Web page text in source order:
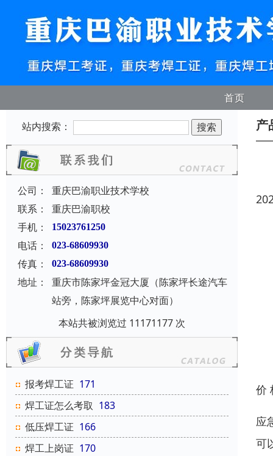
首页
站内搜索：
公司：
重庆巴渝职业技术学校
联系：
重庆巴渝职校
手机：
15023761250
电话： 023-68609930
传真： 023-68609930
地址：
重庆市陈家坪金冠大厦（陈家坪长途汽车
站旁，陈家坪展览中心对面）
本站共被浏览过 11171177 次
报考焊工证 171
焊工证怎么考取 183
低压焊工证 166
焊工上岗证 170
产
价
应
可